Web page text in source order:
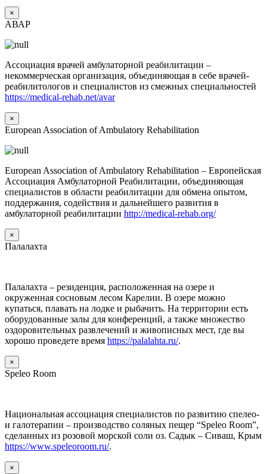
×
АВАР
Ассоциация врачей амбулаторной реабилитации –
некоммерческая организация, объединяющая в себе врачей-
реабилитологов и специалистов из смежных специальностей
https://medical-rehab.net/avar
×
European Association of Ambulatory Rehabilitation
European Association of Ambulatory Rehabilitation – Европейская
Ассоциация Амбулаторной Реабилитации, объединяющая
специалистов в области реабилитации для обмена опытом,
поддержания, содействия и дальнейшего развития в
амбулаторной реабилитации http://medical-rehab.org/
×
Палалахта
Палалахта – резиденция, расположенная на озере и
окруженная сосновым лесом Карелии. В озере можно
купаться, плавать на лодке и рыбачить. На территории есть
оборудованные залы для конференций, а также множество
оздоровительных развлечений и живописных мест, где вы
хорошо проведете время https://palalahta.ru/.
×
Speleo Room
Национальная ассоциация специалистов по развитию спелео-
и галотерапии – производство соляных пещер “Speleo Room”,
сделанных из розовой морской соли оз. Садык – Сиваш, Крым
https://www.speleoroom.ru/.
×